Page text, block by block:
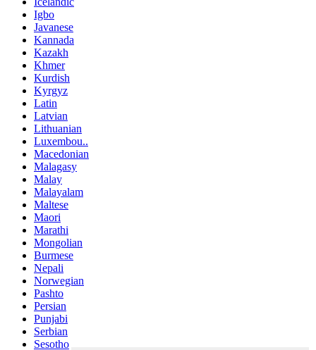
Igbo
Javanese
Kannada
Kazakh
Khmer
Kurdish
Kyrgyz
Latin
Latvian
Lithuanian
Luxembou..
Macedonian
Malagasy
Malay
Malayalam
Maltese
Maori
Marathi
Mongolian
Burmese
Nepali
Norwegian
Pashto
Persian
Punjabi
Serbian
Sesotho